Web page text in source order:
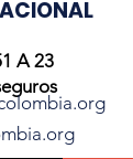
A 23